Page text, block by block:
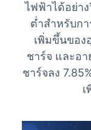
ไฟฟ้าได้อย่า
ต่ำสำหรับก
เพิ่มขึ้นของ
ชาร์จ และอา
ชาร์จลง